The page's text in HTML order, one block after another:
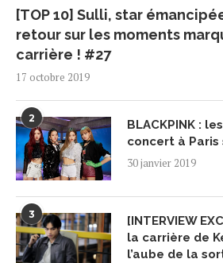
[TOP 10] Sulli, star
retour sur les moments
carrière ! #27
17 octobre 2019
2
BLACKPINK :
concert à Paris
30 janvier 2019
3
[INTERVIEW
la carrière de
l’aube de la